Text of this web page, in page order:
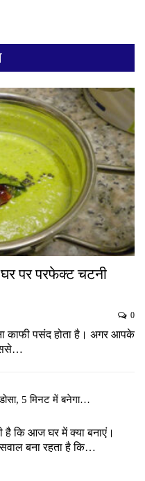
पर परफेक्ट चटनी
0
काफी पसंद होता है। अगर आपके
5 मिनट में बनेगा…
है कि आज घर में क्या बनाएं।
बना रहता है कि…